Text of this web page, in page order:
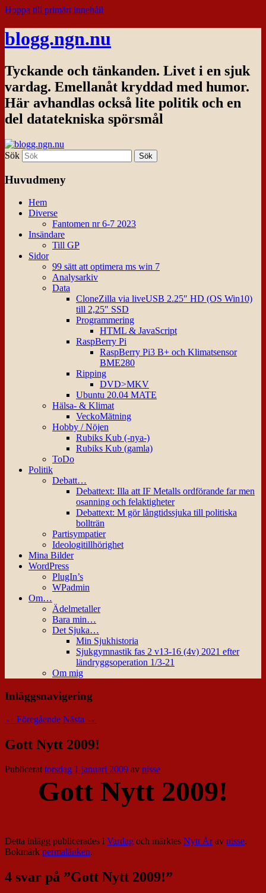
Hoppa till primärt innehåll
blogg.ngn.nu
Tyckande och tänkanden. Livet i en sjuk
vardag. Emellanåt kryddad med humor.
Här avhandlas också lite politik och en
del datatekniska spörsmål
Sök
Huvudmeny
Hem
Diverse
Fantomen nr 6-7 2023
Insändare
Till GP
Sidor
99 sätt att optimera ms win 7
Analysarkiv
Data
CloneZilla via liveUSB 2.25″ HD (OS Win10)
till 2,25″ SSD
Programmering
HTML & JavaScript
RaspBerry Pi
RaspBerry Pi3 B+ och Klimatsensor
BME280
Ripping
DVD>MKV
Ubuntu 20.04 MATE
Hälsa- & Klimat
VeckoMätning
Hobby / Nöjen
Rubiks Kub (-nya-)
Rubiks Kub (gamla)
ToDo
Politik
Debatt…
Debattext: Illa att IF Metalls ordförande far men
osanning och felaktigheter
Debattext: M gör långtidssjuka till politiska
bollträn
Partisympatier
Ideologitillhörighet
Mina Bilder
WordPress
PlugIn’s
WPadmin
Om…
Ädelmetaller
Bara min…
Det Sjuka…
Min Sjukhistoria
Sjukgymnastik fas 2 v13-16 (4v) 2021 efter
ländryggsoperation 1/3-21
Om mig
Inläggsnavigering
← Föregående Nästa →
Gott Nytt 2009!
Publicerattorsdag 1 januari 2009 av nisse
Gott Nytt 2009!
Detta inlägg publicerades i Vardag och märktes Nytt Årav nisse.
Bokmärk permalänken.
4 svar på ”Gott Nytt 2009!”